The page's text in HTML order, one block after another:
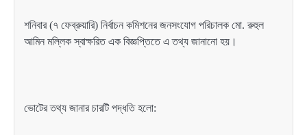
শনিবার (৭ ফেব্রুয়ারি) নির্বাচন কমিশনের জনসংযোগ পরিচালক মো. রুহুল
আমিন মল্লিক স্বাক্ষরিত এক বিজ্ঞপ্তিতে এ তথ্য জানানো হয়।
ভোটের তথ্য জানার চারটি পদ্ধতি হলো: